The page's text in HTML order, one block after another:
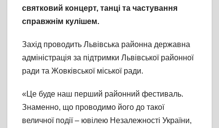
святковий концерт, танці та частування
справжнім кулішем.
Захід проводить Львівська районна державна
адміністрація за підтримки Львівської районної
ради та Жовківської міської ради.
«Це буде наш перший районний фестиваль.
Знаменно, що проводимо його до такої
величної події – ювілею Незалежності України,